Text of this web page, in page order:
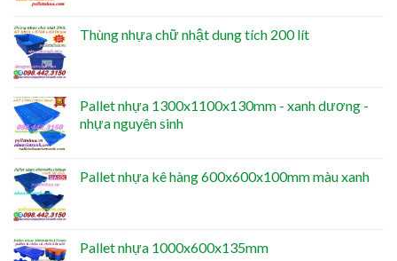
Thùng nhựa chữ nhật dung tích 200 lít
Pallet nhựa 1300x1100x130mm - xanh dương -
nhựa nguyên sinh
Pallet nhựa kê hàng 600x600x100mm màu xanh
Pallet nhựa 1000x600x135mm